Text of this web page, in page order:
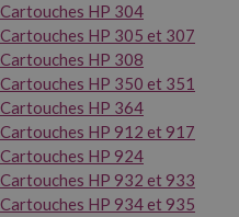
Cartouches HP 304
Cartouches HP 305 et 307
Cartouches HP 308
Cartouches HP 350 et 351
Cartouches HP 364
Cartouches HP 912 et 917
Cartouches HP 924
Cartouches HP 932 et 933
Cartouches HP 934 et 935